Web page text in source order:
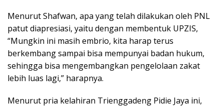
Menurut Shafwan, apa yang telah dilakukan oleh PNL
patut diapresiasi, yaitu dengan membentuk UPZIS,
“Mungkin ini masih embrio, kita harap terus
berkembang sampai bisa mempunyai badan hukum,
sehingga bisa mengembangkan pengelolaan zakat
lebih luas lagi,” harapnya.
Menurut pria kelahiran Trienggadeng Pidie Jaya ini,